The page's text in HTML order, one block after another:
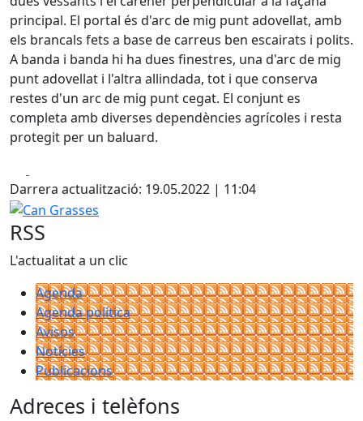
principal. El portal és d'arc de mig punt adovellat, amb
els brancals fets a base de carreus ben escairats i polits.
A banda i banda hi ha dues finestres, una d'arc de mig
punt adovellat i l'altra allindada, tot i que conserva
restes d'un arc de mig punt cegat. El conjunt es
completa amb diverses dependències agrícoles i resta
protegit per un baluard.
Darrera actualització: 19.05.2022 | 11:04
Can Grasses
RSS
L'actualitat a un clic
Agenda
Agenda política
Avisos
Notícies
Publicacions
Adreces i telèfons